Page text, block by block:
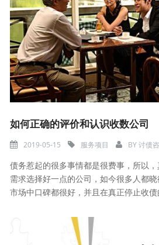
如何正确的评价和认识收数公司
2019-05-15 服务项目 BY讨债
债务惹起的很多事情都是很费事，所以
需求选择好一点的公司，如今很多人都
市场中口碑都很好，并且在真正停止收